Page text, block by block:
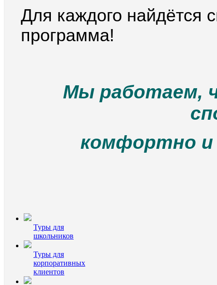
Для каждого найдётся
программа!
Мы работаем,
комфортно
Туры для
школьников
Туры для
корпоративных
клиентов